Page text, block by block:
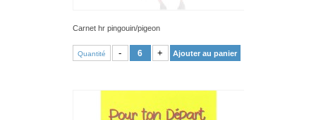
Carnet hr pingouin/pigeon
Quantité - + Ajouter au panier